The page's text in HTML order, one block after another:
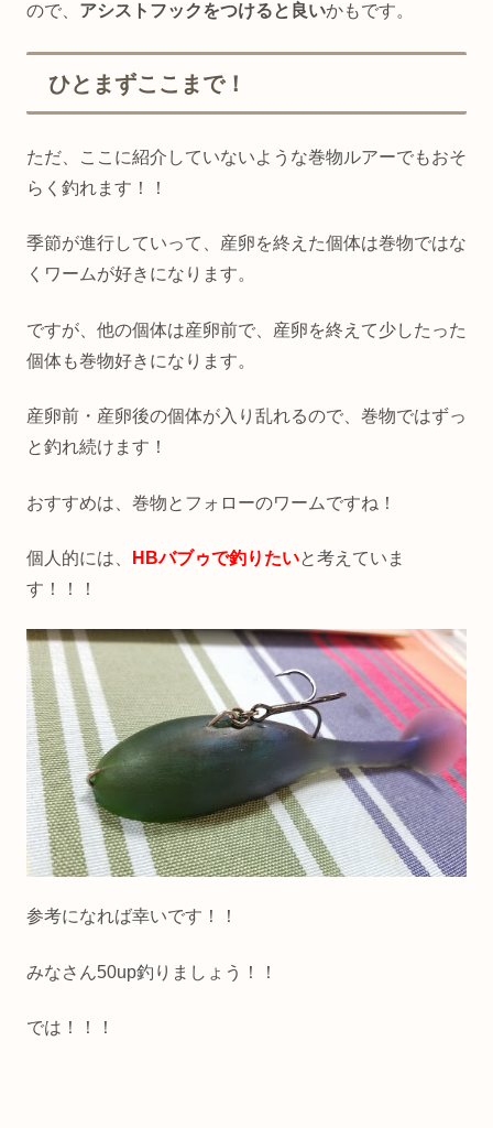
ので、 アシストフックをつけると良いかもです。
ひとまずここまで！
ただ、ここに紹介していないような巻物ルアーでもおそ
らく釣れます！！
季節が進行していって、産卵を終えた個体は巻物ではな
くワームが好きになります。
ですが、他の個体は産卵前で、産卵を終えて少したった
個体も巻物好きになります。
産卵前・産卵後の個体が入り乱れるので、巻物ではずっ
と釣れ続けます！
おすすめは、巻物とフォローのワームですね！
個人的には、 HBバブゥで釣りたいと考えていま
す！！！
参考になれば幸いです！！
みなさん50up釣りましょう！！
では！！！